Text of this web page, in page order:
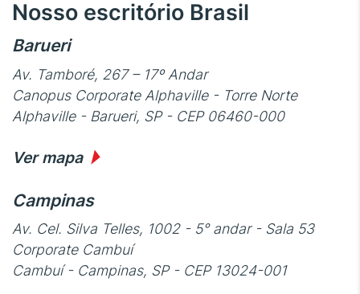
Nosso escritório Brasil
Barueri
Av. Tamboré, 267 – 17º Andar
Canopus Corporate Alphaville - Torre Norte
Alphaville - Barueri, SP - CEP 06460-000
Ver mapa
Campinas
Av. Cel. Silva Telles, 1002 - 5° andar - Sala 53
Corporate Cambuí
Cambuí - Campinas, SP - CEP 13024-001